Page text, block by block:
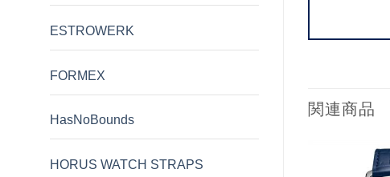
ESTROWERK
FORMEX
HasNoBounds
HORUS WATCH STRAPS
関連商品